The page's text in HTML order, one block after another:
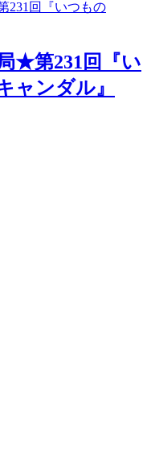
★第231回『い
ャンダル』